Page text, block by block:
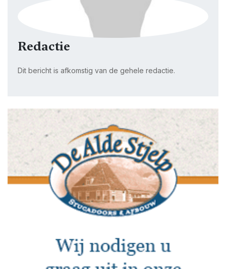
Redactie
Dit bericht is afkomstig van de gehele redactie.